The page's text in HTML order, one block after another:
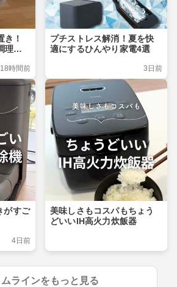
き！
理ポ
18時間前
プチストレス解消！夏を快
適にするひんやり家電4選
3日前
がすご
4日前
美味しさもコスパもちょう
どいいIH高火力炊飯器
ムラインをもっと見る